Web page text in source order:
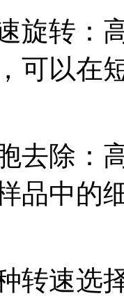
转：高
可以在
除：高
品中的
速选择